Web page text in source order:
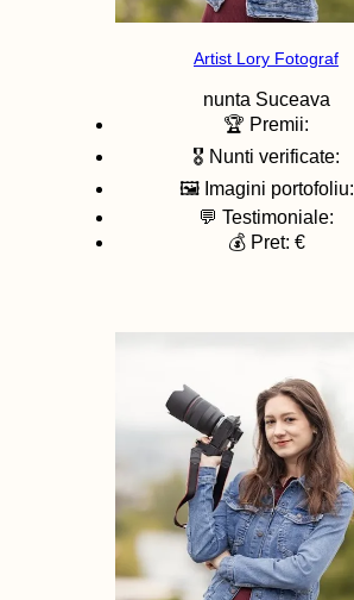
Artist Lory Fotograf
nunta Suceava
🏆 Premii:
🎖️ Nunti verificate:
🖼️ Imagini portofoliu:
💬 Testimoniale:
💰 Pret: €